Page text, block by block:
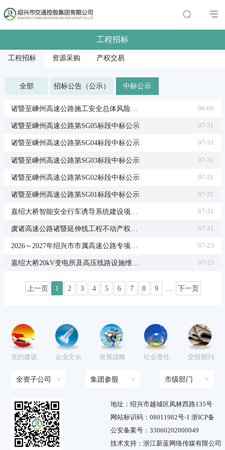
工程招标
工程招标 资源采购 产权交易
全部 招标公告（公示） 中标公示
诸暨至嵊州高速公路施工安全总体风险评估中标候选人公示 08-06
诸暨至嵊州高速公路第SG05标段中标公示 07-31
诸暨至嵊州高速公路第SG04标段中标公示 07-31
诸暨至嵊州高速公路第SG03标段中标公示 07-31
诸暨至嵊州高速公路第SG02标段中标公示 07-31
诸暨至嵊州高速公路第SG01标段中标公示 07-31
07-31
07-31
07-23
嘉绍大桥20kV变电所及高压线路设施维护项目中标候选人公示 07-23
上一页 1 2 3 4 5 6 7 8 9 下一页
党的建设 企业文化 发展战略 社会责任 交投期刊
全资子公司 集团参股 市级部门
地址：绍兴市越城区凤林西路135号
网站标识码：08011982号-1 浙ICP备
公安备案号：33060202000049
技术支持：浙江新蓝网络传媒有限公司